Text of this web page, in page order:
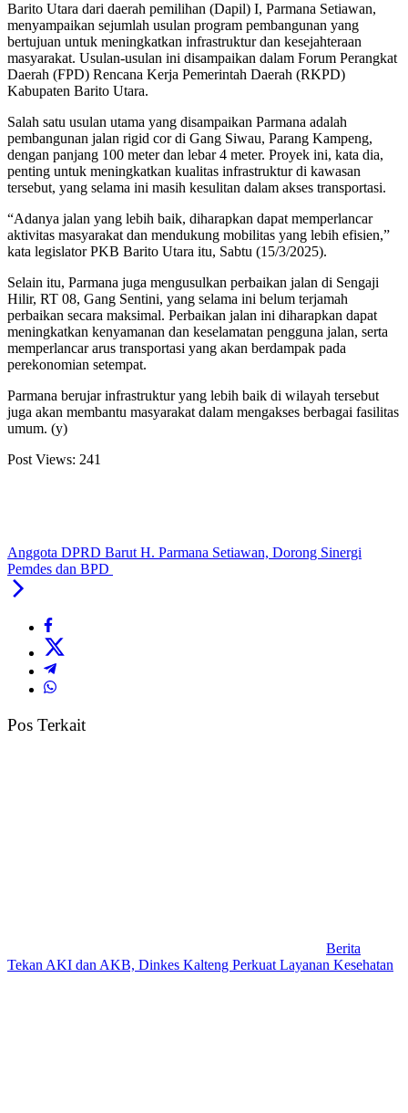
Barito Utara dari daerah pemilihan (Dapil) I, Parmana Setiawan,
menyampaikan sejumlah usulan program pembangunan yang
bertujuan untuk meningkatkan infrastruktur dan kesejahteraan
masyarakat. Usulan-usulan ini disampaikan dalam Forum Perangkat
Daerah (FPD) Rencana Kerja Pemerintah Daerah (RKPD)
Kabupaten Barito Utara.
Salah satu usulan utama yang disampaikan Parmana adalah
pembangunan jalan rigid cor di Gang Siwau, Parang Kampeng,
dengan panjang 100 meter dan lebar 4 meter. Proyek ini, kata dia,
penting untuk meningkatkan kualitas infrastruktur di kawasan
tersebut, yang selama ini masih kesulitan dalam akses transportasi.
“Adanya jalan yang lebih baik, diharapkan dapat memperlancar
aktivitas masyarakat dan mendukung mobilitas yang lebih efisien,”
kata legislator PKB Barito Utara itu, Sabtu (15/3/2025).
Selain itu, Parmana juga mengusulkan perbaikan jalan di Sengaji
Hilir, RT 08, Gang Sentini, yang selama ini belum terjamah
perbaikan secara maksimal. Perbaikan jalan ini diharapkan dapat
meningkatkan kenyamanan dan keselamatan pengguna jalan, serta
memperlancar arus transportasi yang akan berdampak pada
perekonomian setempat.
Parmana berujar infrastruktur yang lebih baik di wilayah tersebut
juga akan membantu masyarakat dalam mengakses berbagai fasilitas
umum. (y)
Post Views: 241
Anggota DPRD Barut H. Parmana Setiawan, Dorong Sinergi
Pemdes dan BPD
Pos Terkait
Berita
Tekan AKI dan AKB, Dinkes Kalteng Perkuat Layanan Kesehatan